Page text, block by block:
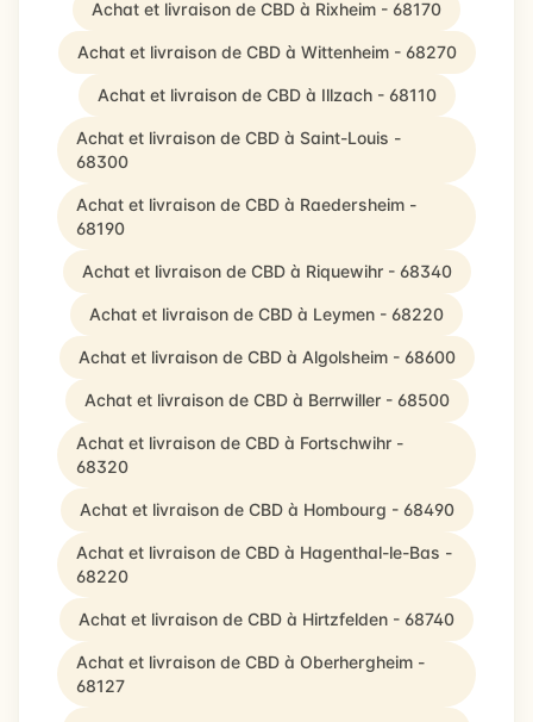
Achat et livraison de CBD à Rixheim - 68170
Achat et livraison de CBD à Wittenheim - 68270
Achat et livraison de CBD à Illzach - 68110
Achat et livraison de CBD à Saint-Louis -
68300
Achat et livraison de CBD à Raedersheim -
68190
Achat et livraison de CBD à Riquewihr - 68340
Achat et livraison de CBD à Leymen - 68220
Achat et livraison de CBD à Algolsheim - 68600
Achat et livraison de CBD à Berrwiller - 68500
Achat et livraison de CBD à Fortschwihr -
68320
Achat et livraison de CBD à Hombourg - 68490
Achat et livraison de CBD à Hagenthal-le-Bas -
68220
Achat et livraison de CBD à Hirtzfelden - 68740
Achat et livraison de CBD à Oberhergheim -
68127